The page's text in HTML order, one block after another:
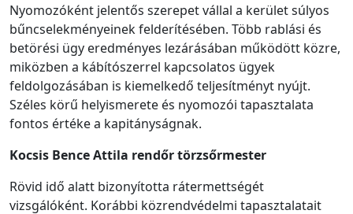
Nyomozóként jelentős szerepet vállal a kerület súlyos
bűncselekményeinek felderítésében. Több rablási és
betörési ügy eredményes lezárásában működött közre,
miközben a kábítószerrel kapcsolatos ügyek
feldolgozásában is kiemelkedő teljesítményt nyújt.
Széles körű helyismerete és nyomozói tapasztalata
fontos értéke a kapitányságnak.
Kocsis Bence Attila rendőrtörzsőrmester
Rövid idő alatt bizonyította rátermettségét
vizsgálóként. Korábbi közrendvédelmi tapasztalatait